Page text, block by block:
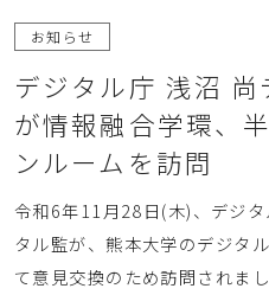
お知らせ
デジタル庁 浅沼 尚
が情報融合学環、
ンルームを訪問
令和6年11月28日(木)、デジ
タル監が、熊本大学のデジタ
て意見交換のため訪問されま